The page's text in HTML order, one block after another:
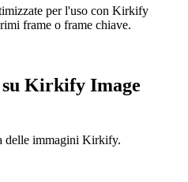
per l'uso con Kirkify
frame o frame chiave.
Kirkify Image
delle immagini Kirkify.